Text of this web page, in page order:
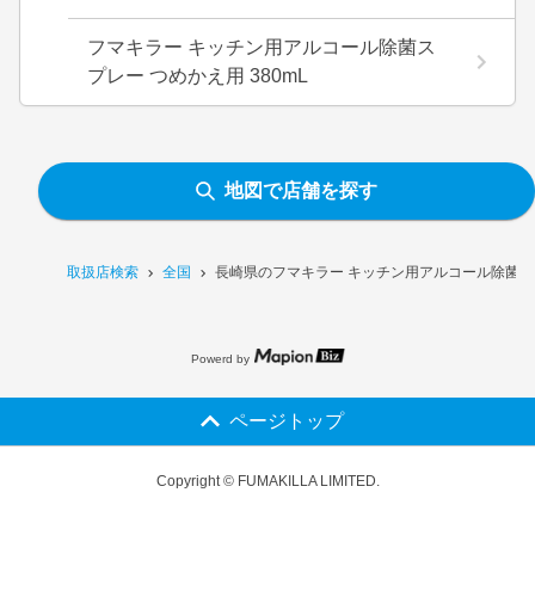
取扱店検索 全国 長崎県のフマキラー キッチン用アルコール除菌
フマキラー キッチン用アルコール除菌ス
プレー つめかえ用 380mL
地図で店舗を探す
Powerd by
ページトップ
Copyright © FUMAKILLA LIMITED.